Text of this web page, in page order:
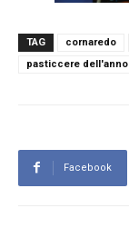
TAG cornaredo
pasticcere dell'anno
Facebook